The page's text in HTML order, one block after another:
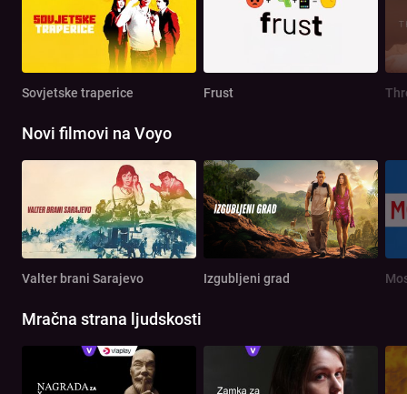
Sovjetske traperice Frust
Novi filmovi na Voyo
Valter brani Sarajevo Izgubljeni grad
Mračna strana ljudskosti